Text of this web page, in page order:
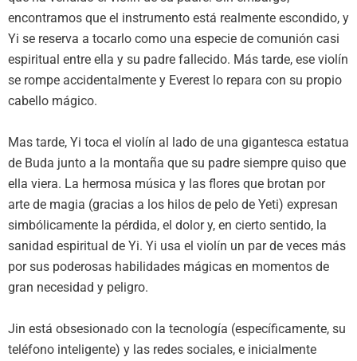
encontramos que el instrumento está realmente escondido, y
Yi se reserva a tocarlo como una especie de comunión casi
espiritual entre ella y su padre fallecido. Más tarde, ese violín
se rompe accidentalmente y Everest lo repara con su propio
cabello mágico.
Mas tarde, Yi toca el violín al lado de una gigantesca estatua
de Buda junto a la montaña que su padre siempre quiso que
ella viera. La hermosa música y las flores que brotan por
arte de magia (gracias a los hilos de pelo de Yeti) expresan
simbólicamente la pérdida, el dolor y, en cierto sentido, la
sanidad espiritual de Yi. Yi usa el violín un par de veces más
por sus poderosas habilidades mágicas en momentos de
gran necesidad y peligro.
Jin está obsesionado con la tecnología (específicamente, su
teléfono inteligente) y las redes sociales, e inicialmente